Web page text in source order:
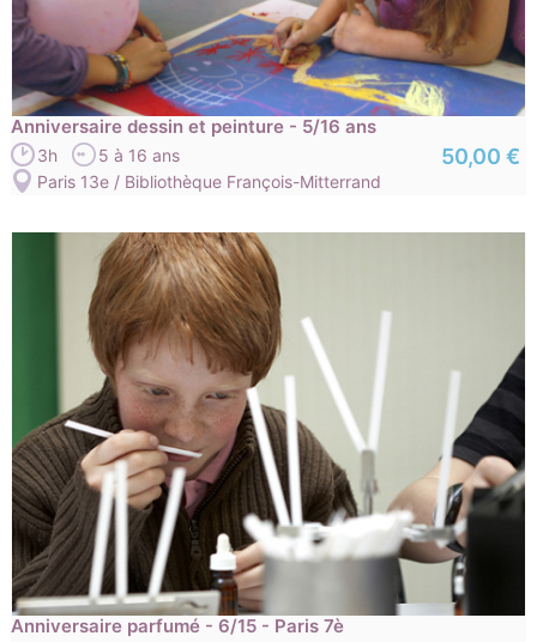
Anniversaire dessin et peinture - 5/16 ans
3h
5 à 16 ans
Paris 13e / Bibliothèque François-Mitterrand
50,00 €
Anniversaire parfumé - 6/15 - Paris 7è